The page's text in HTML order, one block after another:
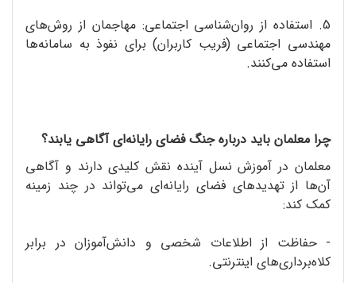
5. استفاده از روان‌شناسی اجتماعی: مهاجمان از روش‌های
مهندسی اجتماعی (فریب کاربران) برای نفوذ به سامانه‌ها
استفاده می‌کنند.
چرا معلمان باید درباره‌ جنگ فضای رایانه‌ای آگاهی یابند؟
معلمان در آموزش نسل آینده نقش کلیدی دارند و آگاهی
آن‌ها از تهدیدهای فضای رایانه‌ای می‌تواند در چند زمینه
کمک کند:
- حفاظت از اطلاعات شخصی و دانش‌آموزان در برابر
کلاه‌برداری‌های اینترنتی.